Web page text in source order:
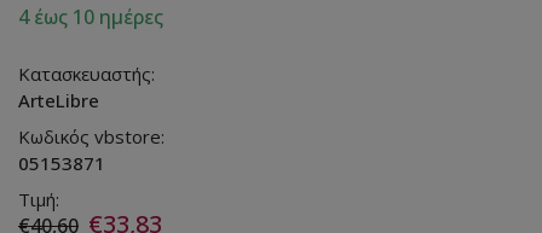
4 έως 10 ημέρες
Κατασκευαστής:
ArteLibre
Κωδικός vbstore:
05153871
Τιμή:
€40,60 €33,83